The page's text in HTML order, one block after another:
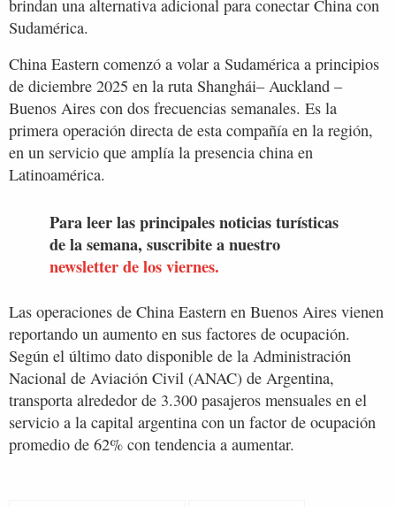
brindan una alternativa adicional para conectar China con
Sudamérica.
China Eastern comenzó a volar a Sudamérica a principios
de diciembre 2025 en la ruta Shanghái– Auckland –
Buenos Aires con dos frecuencias semanales. Es la
primera operación directa de esta compañía en la región,
en un servicio que amplía la presencia china en
Latinoamérica.
Para leer las principales noticias turísticas
de la semana, suscribite a nuestro
newsletter de los viernes.
Las operaciones de China Eastern en Buenos Aires vienen
reportando un aumento en sus factores de ocupación.
Según el último dato disponible de la Administración
Nacional de Aviación Civil (ANAC) de Argentina,
transporta alrededor de 3.300 pasajeros mensuales en el
servicio a la capital argentina con un factor de ocupación
promedio de 62% con tendencia a aumentar.